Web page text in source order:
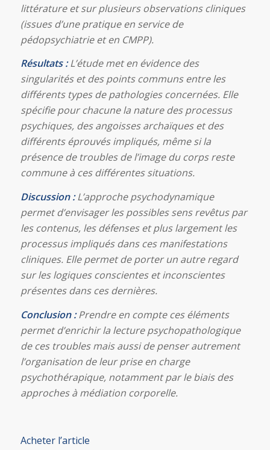
littérature et sur plusieurs observations cliniques
(issues d’une pratique en service de
pédopsychiatrie et en CMPP).
Résultats :L’étude met en évidence des
singularités et des points communs entre les
différents types de pathologies concernées. Elle
spécifie pour chacune la nature des processus
psychiques, des angoisses archaïques et des
différents éprouvés impliqués, même si la
présence de troubles de l’image du corps reste
commune à ces différentes situations.
Discussion :L’approche psychodynamique
permet d’envisager les possibles sens revêtus par
les contenus, les défenses et plus largement les
processus impliqués dans ces manifestations
cliniques. Elle permet de porter un autre regard
sur les logiques conscientes et inconscientes
présentes dans ces dernières.
Conclusion :Prendre en compte ces éléments
permet d’enrichir la lecture psychopathologique
de ces troubles mais aussi de penser autrement
l’organisation de leur prise en charge
psychothérapique, notamment par le biais des
approches à médiation corporelle.
Acheter l’article